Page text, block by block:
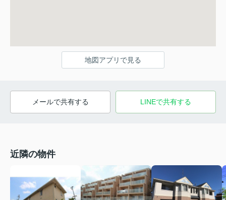
地図アプリで見る
メールで共有する LINEで共有する
近隣の物件